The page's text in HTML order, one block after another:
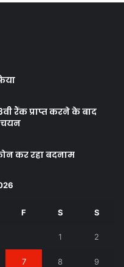
रैंक प्राप्त करने के बाद
चयन
कर रहा बदनाम
F S S
1 2
7 8 9